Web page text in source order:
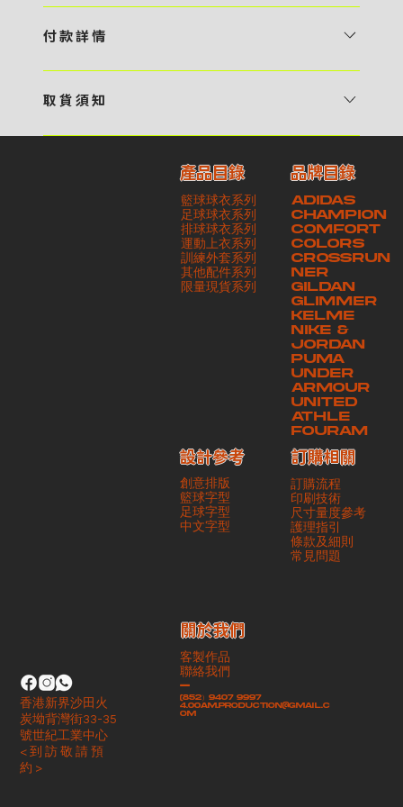
預 約 〉，參看官網上的商品目錄和作品照片去選擇心儀的款式，同時可
報價 貴客可透過電郵方式或 WhatsApp 平台提交定製資料，4AM 團
相關價目，貴客最終確認後將獲取正式完整單據，請安排繳付貨款訂金以
啟動貨品製作 4 / 商品印製 訂金核實後，4AM 團隊將隨即開始製作 5
/ 貨品提取 商品製作完成後，4AM 團隊將聯絡貴客安排貨款餘額及提取
貨品。貴客可選擇最適合的付款方式以及取貨安排
付 款 詳 情
・ Payme ・ 現金機入數 ・ 銀行櫃檯入數 ・ ATM自動櫃員機轉帳 ・
交易單據。如貴客欲更改電郵地址，請與 4AM 團隊聯絡 - 貴客的付款
記錄可透過電郵 或 WhatsApp平台（ 請註明訂單編號 ）交予4AM 團
隊核實有關款項 - 任何轉帳或換匯交易手續費等額外費用，一概不歸屬
本公司之責任 - 貴客請於收獲本公司正式訂購單據後 3 個工作天內安排
付款。如未能按期繳付所需款項，貴客須緻交因逾期所衍生之額外行政費
取 貨 須 知
請與4AM團隊職員聯絡預約取貨時間｜​ ・ GoGoVan ｜即日完成配送
服務｜運費由貴客現金支付司機｜ ・ 順豐速運 ｜貨件運送需要多於2－
3個工作天｜到付｜​ - 貴客請於貨品可取日起之 10 個工作天內安排提取
貨品，如逾期未取，本公司將不予保存相關貨品。有關貨款訂金將不予歸
還，貴客仍須負責貨款餘額 - 貴客請於收貨時小心核對貨品數量及檢查
貨品品質 - 基於 S.F. Express / GoGoVan 等託運商為第三方服務，
本公司將保證貨品安全到達第三方手中。如第三方在運送過程中引致任何
有關貨品之遺失、損毀、誤投或運送延誤，本公司一律不負責
產品目錄
籃球球衣系列
足球球衣系列
排球球衣系列
運動上衣系列
訓練外套系列
其他配件系列
​限量現貨系列
ADIDAS
CHAMPION
COMFORT
COLORS
CROSSRUN
NER
GILDAN
GLIMMER
KELME
NIKE &
JORDAN
PUMA
UNDER
ARMOUR
UNITED
ATHLE
FOURAM
品牌目錄
創意排版
籃球字型
足球字型
​中文字型
設計參考
訂購流程
印刷技術
尺寸量度參考
護理指引
條款及細則
​常見問題
訂購相關
客製作品
聯絡我們
-
(852）9407 9997
4.00am.production@gmail.c
om
​關於我們
香港新界沙田火
炭坳背灣街33-35
號世紀工業中心
< 到 訪 敬 請 預
約 >